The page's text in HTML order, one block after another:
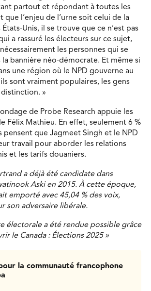
partout et répondant à toutes les
que l’enjeu de l’urne soit celui de la
Unis, il se trouve que ce n’est pas
a rassuré les électeurs sur ce sujet,
les personnes qui se
bannière néo-démocrate. Et même si
une région où le NPD gouverne au
sont vraiment populaires, les gens
»
de Probe Research appuie les
Félix Mathieu. En effet, seulement 6 %
pensent que Jagmeet Singh et le NPD
travail pour aborder les relations
et les tarifs douaniers.
a déjà été candidate dans
Aski en 2015. À cette époque,
emporté avec 45,04 % des voix,
son adversaire libérale.
électorale a été rendue possible grâce
le Canada : Élections 2025 »
la communauté francophone